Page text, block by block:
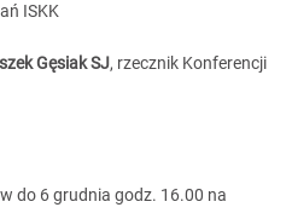
ISKK
Gęsiak SJ, rzecznik Konferencji
do 6 grudnia godz. 16.00 na